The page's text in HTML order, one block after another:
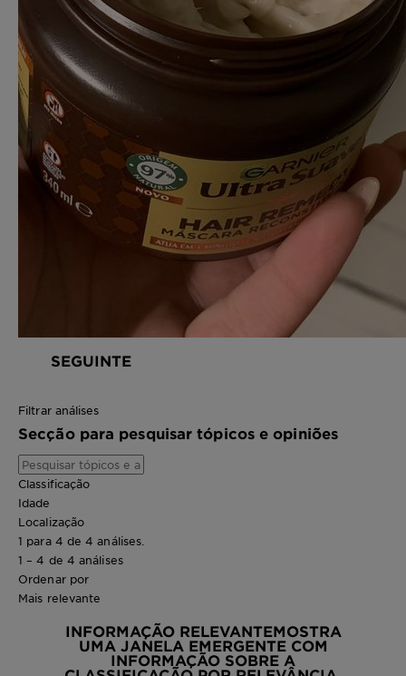
SEGUINTE
Filtrar análises
Secção para pesquisar tópicos e opiniões
Classificação
Idade
Localização
1 para 4 de 4 análises.
1 – 4 de 4 análises
Ordenar por
Mais relevante
INFORMAÇÃO RELEVANTEMOSTRA
UMA JANELA EMERGENTE COM
INFORMAÇÃO SOBRE A